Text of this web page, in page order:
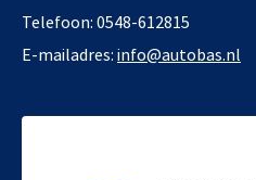
Telefoon: 0548-612815
E-mailadres: info@autobas.nl